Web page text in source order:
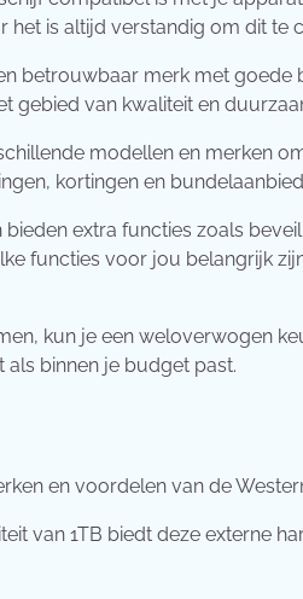
het is altijd verstandig om dit
betrouwbaar merk met goede
gebied van kwaliteit en
modellen en merken
kortingen en
extra functies zoals
functies voor jou belangrijk
kun je een weloverwogen
binnen je budget past.
en voordelen van de
van 1TB biedt deze externe